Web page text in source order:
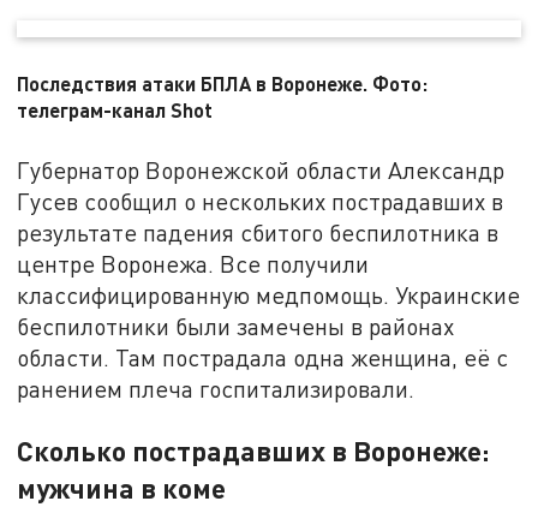
Последствия атаки БПЛА в Воронеже. Фото:
телеграм-канал Shot
Губернатор Воронежской области Александр
Гусев сообщил о нескольких пострадавших в
результате падения сбитого беспилотника в
центре Воронежа. Все получили
классифицированную медпомощь. Украинские
беспилотники были замечены в районах
области. Там пострадала одна женщина, её с
ранением плеча госпитализировали.
Сколько пострадавших в Воронеже:
мужчина в коме